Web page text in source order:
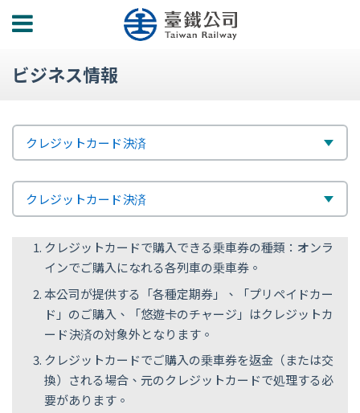
功
單
ビジネス情報
題
クレジットカード決済
標
クレジットカード決済
クレジットカードで購入できる乗車券の種類：オンラ
インでご購入になれる各列車の乗車券。
本公司が提供する「各種定期券」、「プリペイドカー
ド」のご購入、「悠遊卡のチャージ」はクレジットカ
ード決済の対象外となります。
クレジットカードでご購入の乗車券を返金（または交
換）される場合、元のクレジットカードで処理する必
要があります。